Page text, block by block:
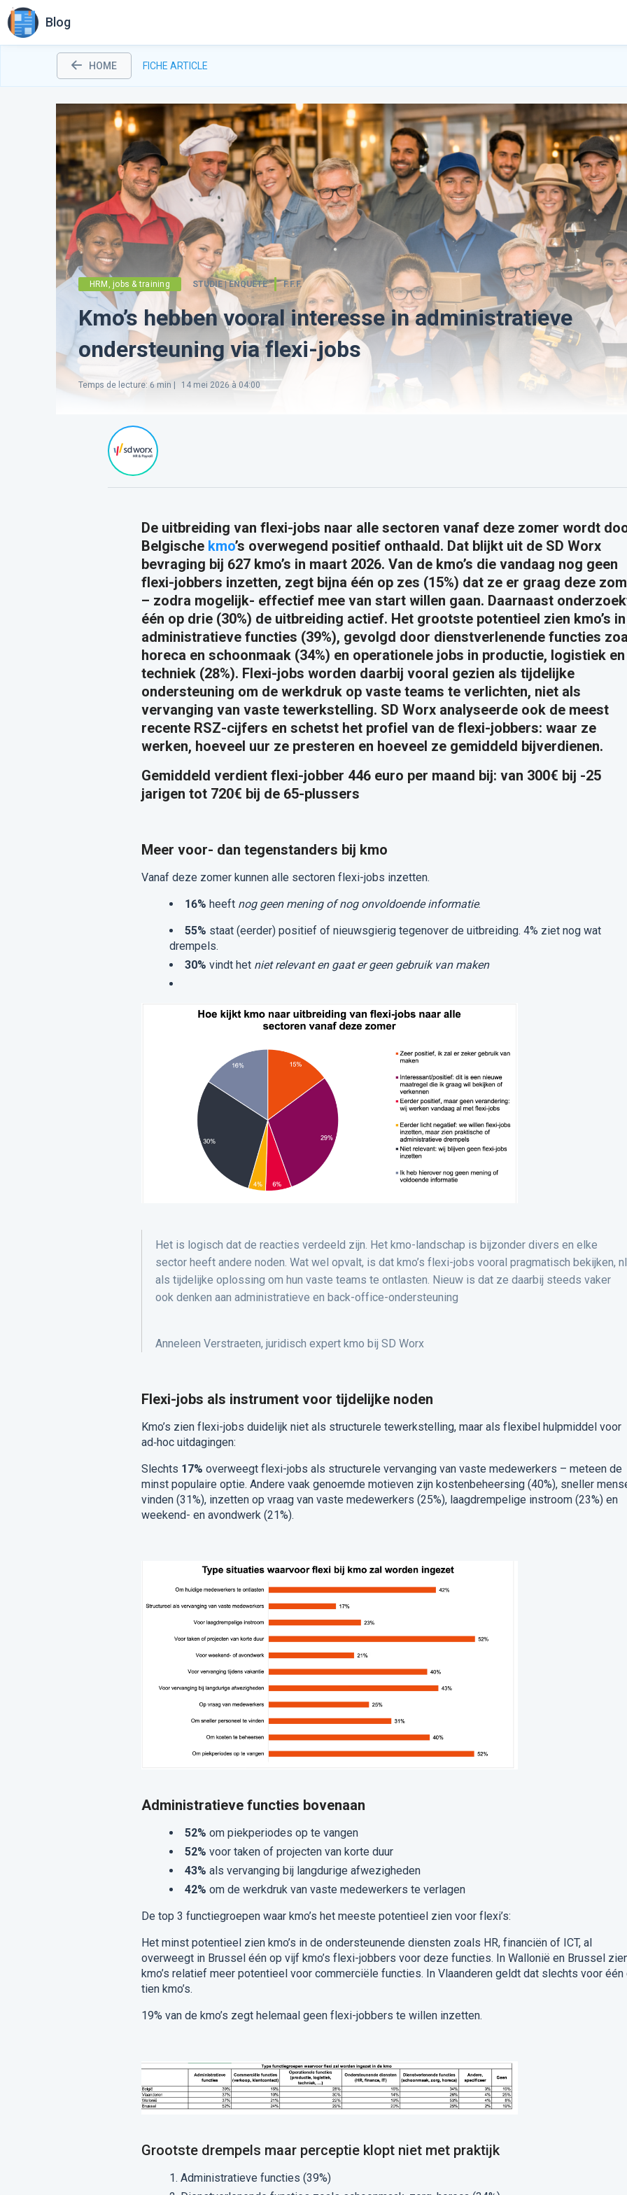
Blog
HOME FICHE ARTICLE
HRM, jobs & training STUDIE | ENQUETE F.F.F.
Kmo’s hebben vooral interesse in administratieve
ondersteuning via flexi-jobs
Temps de lecture: 6 min | 14 mei 2026 à 04:00
​De uitbreiding van flexi-jobs naar alle sectoren vanaf deze zomer wordt
Belgische kmo’s overwegend positief onthaald. Dat blijkt uit de SD Worx
bevraging bij 627 kmo’s in maart 2026. Van de kmo’s die vandaag nog geen
flexi-jobbers inzetten, zegt bijna één op zes (15%) dat ze er graag deze
– zodra mogelijk- effectief mee van start willen gaan. Daarnaast
één op drie (30%) de uitbreiding actief. Het grootste potentieel zien kmo’s in
administratieve functies (39%), gevolgd door dienstverlenende functies
horeca en schoonmaak (34%) en operationele jobs in productie, logistiek en
techniek (28%). Flexi-jobs worden daarbij vooral gezien als tijdelijke
ondersteuning om de werkdruk op vaste teams te verlichten, niet als
vervanging van vaste tewerkstelling. SD Worx analyseerde ook de meest
recente RSZ-cijfers en schetst het profiel van de flexi-jobbers: waar ze
werken, hoeveel uur ze presteren en hoeveel ze gemiddeld bijverdienen.
Gemiddeld verdient flexi-jobber 446 euro per maand bij: van 300€ bij -25
jarigen tot 720€ bij de 65-plussers
Meer voor- dan tegenstanders bij kmo
Vanaf deze zomer kunnen alle sectoren flexi-jobs inzetten.
16% heeft nog geen mening of nog onvoldoende informatie.
55% staat (eerder) positief of nieuwsgierig tegenover de uitbreiding. 4% ziet nog wat
drempels.
30% vindt het niet relevant en gaat er geen gebruik van maken
Het is logisch dat de reacties verdeeld zijn. Het kmo-landschap is bijzonder divers en elke
sector heeft andere noden. Wat wel opvalt, is dat kmo’s flexi-jobs vooral pragmatisch bekijken, nl.
als tijdelijke oplossing om hun vaste teams te ontlasten. Nieuw is dat ze daarbij steeds vaker
ook denken aan administratieve en back-office-ondersteuning
Anneleen Verstraeten, juridisch expert kmo bij SD Worx
Flexi-jobs als instrument voor tijdelijke noden
Kmo’s zien flexi-jobs duidelijk niet als structurele tewerkstelling, maar als flexibel hulpmiddel voor
ad‑hoc uitdagingen:
Slechts 17% overweegt flexi-jobs als structurele vervanging van vaste medewerkers – meteen de
minst populaire optie. Andere vaak genoemde motieven zijn kostenbeheersing (40%), sneller
vinden (31%), inzetten op vraag van vaste medewerkers (25%), laagdrempelige instroom (23%) en
weekend- en avondwerk (21%).
Administratieve functies bovenaan
52% om piekperiodes op te vangen
52% voor taken of projecten van korte duur
43% als vervanging bij langdurige afwezigheden
42% om de werkdruk van vaste medewerkers te verlagen
De top 3 functiegroepen waar kmo’s het meeste potentieel zien voor flexi’s:
Het minst potentieel zien kmo’s in de ondersteunende diensten zoals HR, financiën of ICT, al
overweegt in Brussel één op vijf kmo’s flexi-jobbers voor deze functies. In Wallonië en Brussel
kmo’s relatief meer potentieel voor commerciële functies. In Vlaanderen geldt dat slechts voor één
tien kmo’s.
19% van de kmo’s zegt helemaal geen flexi-jobbers te willen inzetten.
Grootste drempels maar perceptie klopt niet met praktijk
Administratieve functies (39%)